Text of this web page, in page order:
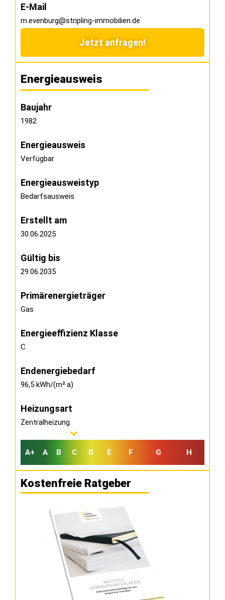
E-Mail
m.evenburg@stripling-immobilien.de
Jetzt anfragen!
Energieausweis
Baujahr
1982
Energieausweis
Verfügbar
Energie­ausweistyp
Bedarfsausweis
Erstellt am
30.06.2025
Gültig bis
29.06.2035
Primärenergieträger
Gas
Energieeffizienz Klasse
C
Endenergiebedarf
96,5 kWh/(m²·a)
Heizungsart
Zentralheizung
A+ A B C D E F G H
Kostenfreie Ratgeber